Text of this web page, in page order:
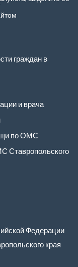
граждан в
и врача
по ОМС
Ставропольского
Федерации
края